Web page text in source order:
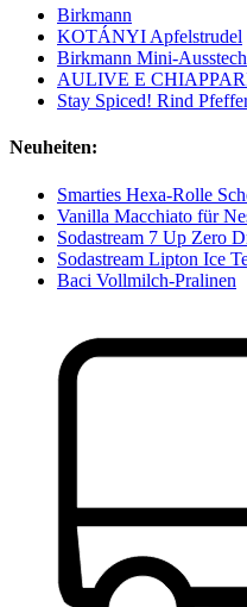
Birkmann
KOTÁNYI Apfelstrudel
Birkmann Mini-
AULIVE E
Stay Spiced! Rind
Neuheiten:
Smarties Hexa-Rolle
Vanilla Macchiato für
Sodastream 7 Up Zero
Sodastream Lipton Ice
Baci Vollmilch-Pralinen